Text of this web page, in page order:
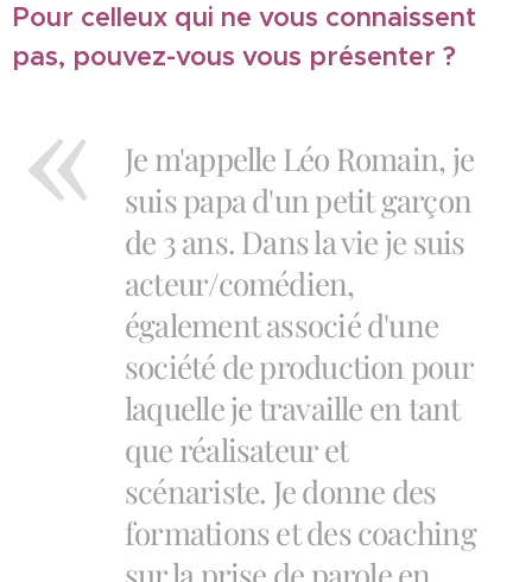
Pour celleux qui ne vous connaissent
pas, pouvez-vous vous présenter ?
Je m'appelle Léo Romain, je
suis papa d'un petit garçon
de 3 ans. Dans la vie je suis
acteur/comédien,
également associé d'une
société de production pour
laquelle je travaille en tant
que réalisateur et
scénariste. Je donne des
formations et des coaching